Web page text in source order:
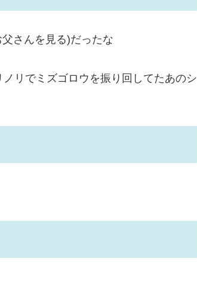
さんを見る)だったな
リでミズゴロウを振り回してたあのシ